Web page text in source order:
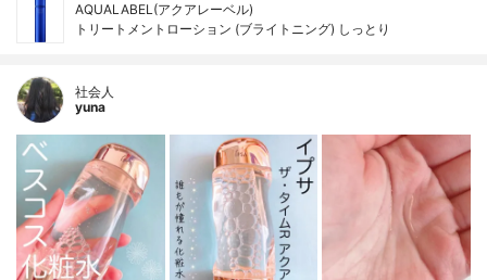
AQUALABEL(アクアレーベル)
トリートメントローション (ブライトニング) しっとり
社会人
yuna